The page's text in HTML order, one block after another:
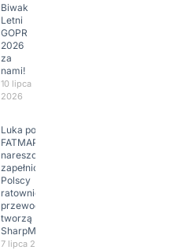
Biwak
Letni
GOPR
2026
za
nami!
10 lipca
2026
Luka po
FATMAP-ie
nareszcie
zapełniona?
Polscy
ratownicy i
przewodnicy
tworzą
SharpMap
7 lipca 2026